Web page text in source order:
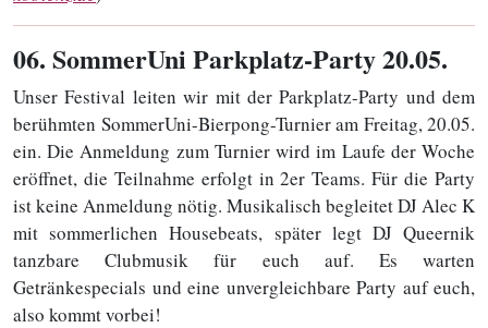
06. SommerUni Parkplatz-Party 20.05.
Unser Festival leiten wir mit der Parkplatz-Party und dem
berühmten SommerUni-Bierpong-Turnier am Freitag, 20.05.
ein. Die Anmeldung zum Turnier wird im Laufe der Woche
eröffnet, die Teilnahme erfolgt in 2er Teams. Für die Party
ist keine Anmeldung nötig. Musikalisch begleitet DJ Alec K
mit sommerlichen Housebeats, später legt DJ Queernik
tanzbare Clubmusik für euch auf. Es warten
Getränkespecials und eine unvergleichbare Party auf euch,
also kommt vorbei!